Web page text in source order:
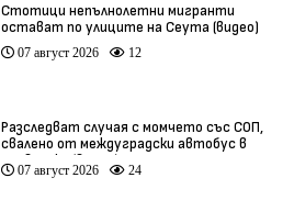
Стотици непълнолетни мигранти
остават по улиците на Сеута (видео)
07 август 2026 12
Разследват случая с момчето със СОП,
свалено от междуградски автобус в
Плевенско (видео)
07 август 2026 24